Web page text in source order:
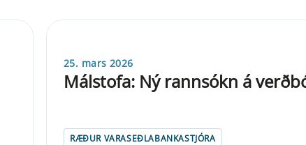
25. mars 2026
Málstofa: Ný rannsókn á
RÆÐUR VARASEÐLABANKASTJÓRA